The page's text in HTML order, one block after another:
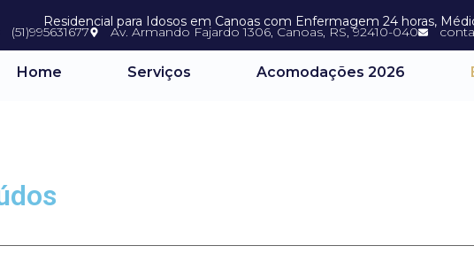
Residencial para Idosos em Canoas com Enfermagem 24 horas,
(51)995631677 Av. Armando Fajardo 1306, Canoas, RS, 92410-040
Home Serviços Acomodações 2026